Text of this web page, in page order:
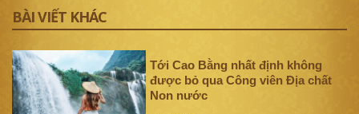
BÀI VIẾT KHÁC
Tới Cao Bằng nhất định không
được bỏ qua Công viên Địa chất
Non nước